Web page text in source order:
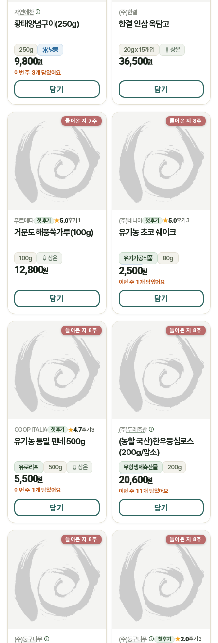
자연에찬
황태양념구이(250g)
250g 냉동
9,800원
이번 주 3개 담았어요
담기
(주)한결
한결 인삼 옥담고
20g x 15개입 상온
36,500원
담기
들어온 지 7주
푸르메다 첫 후기 ★5.0후기 1
거문도 해풍쑥가루(100g)
100g 상온
12,800원
담기
들어온 지 8주
(주)네니아 첫 후기 ★5.0후기 3
유기농 초코 쉐이크
유기가공식품
80g
냉동
2,500원
이번 주 1개 담았어요
담기
들어온 지 8주
COOP ITALIA 첫 후기 ★4.7후기 3
유기농 통밀 펜네 500g
유로리프 500g 상온
5,500원
이번 주 1개 담았어요
담기
들어온 지 8주
(주)두레축산
(농할 국산)한우등심로스
(200g/암소)
무항생제축산물
200g
냉장
20,600원
이번 주 11개 담았어요
담기
들어온 지 8주
(주)둥구나무
들어온 지 8주
(주)둥구나무 첫 후기 ★2.0후기 2